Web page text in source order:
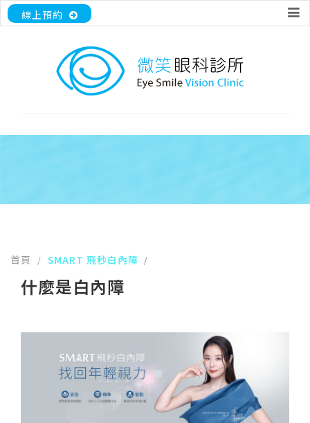
首頁 / SMART 飛秒白內障 /
什麼是白內障
線上預約